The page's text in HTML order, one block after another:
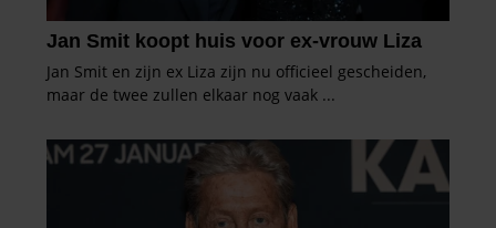
verzameld op basis van uw gebruik van hun services. U
gaat akkoord met onze cookies als u onze website blijft
gebruiken.